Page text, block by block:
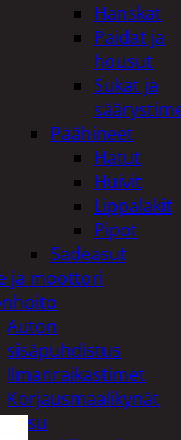
Hanskat
Paidat ja
housut
Sukat ja
Päähineet
Hatut
Huivit
Lippalakit
Pipot
Sadeasut
ja moottori
Auton
sisäpuhdistus
Ilmanraikastimet
Korjausmaalikynät
Pesu